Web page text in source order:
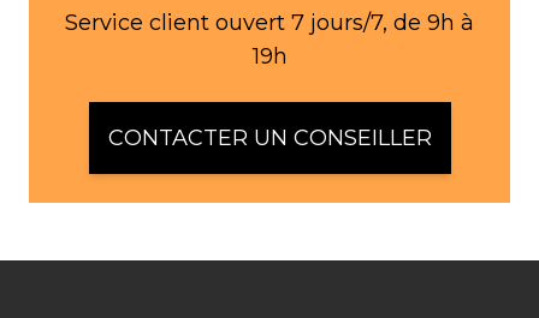
Service client ouvert 7 jours/7, de 9h à
19h
CONTACTER UN CONSEILLER